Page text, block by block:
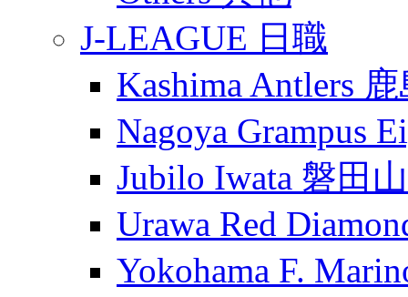
J-LEAGUE 日職
Kashima Antlers
Nagoya Grampus
Jubilo Iwata 磐田
Urawa Red
Yokohama F.